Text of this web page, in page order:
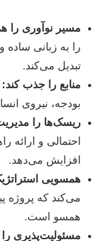
مسیر نوآوری را
را به زبانی ساده
تبدیل می‌کند.
منابع را جذب کند:
بودجه، نیروی
ریسک‌ها را
احتمالی و ارائه
افزایش می‌دهد.
همسویی
می‌کند که پروژه
همسو است.
مسئولیت‌پذیری